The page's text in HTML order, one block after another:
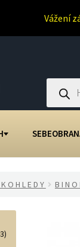
Vážení
Products
search